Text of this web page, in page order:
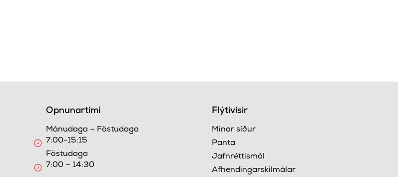
Opnunartími
Mánudaga – Föstudaga
7:00-15:15
Föstudaga
7:00 – 14:30
Flýtivísir
Mínar síður
Panta
Jafnréttismál
Afhendingarskilmálar